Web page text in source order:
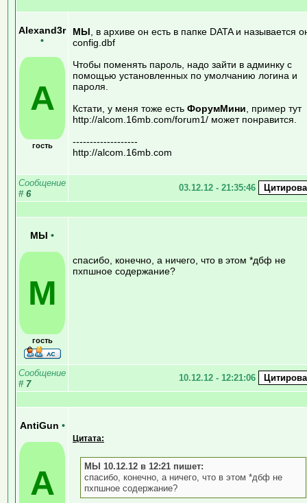
Alexand3r
•
A
гость
МЫ , в архиве он есть в папке DATA и называется
config.dbf
Чтобы поменять пароль, надо зайти в админку с
помощью установленных по умолчанию логина и
пароля.
Кстати, у меня тоже есть ФорумМини , пример тут
http://alcom.16mb.com/forum1/ может понравится.
-------------------
http://alcom.16mb.com
Сообщение
# 6
03.12.12 - 21:35:46
МЫ •
М
гость
спасибо, конечно, а ничего, что в этом *дбф не
пхпшное содержание?
Сообщение
# 7
10.12.12 - 12:21:06
AntiGun •
A
Цитата:
МЫ 10.12.12 в 12:21 пишет:
спасибо, конечно, а ничего, что в этом *дбф не
пхпшное содержание?